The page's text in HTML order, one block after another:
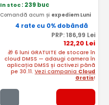
In stoc: 239 buc
Comandă acum și expediem Luni
4 rate cu 0% dobândă
PRP: 186,99 Lei
122,20 Lei
🎁 6 luni GRATUITE de stocare în
cloud DMSS — adaugi camera în
aplicația DMSS și activezi până
pe 30.11.Vezi campania Cloud
Gratis!